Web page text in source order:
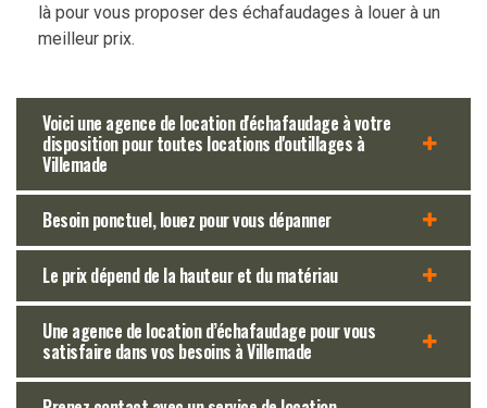
là pour vous proposer des échafaudages à louer à un
meilleur prix.
Voici une agence de location d'échafaudage à votre
disposition pour toutes locations d'outillages à
Villemade
Besoin ponctuel, louez pour vous dépanner
Le prix dépend de la hauteur et du matériau
Une agence de location d’échafaudage pour vous
satisfaire dans vos besoins à Villemade